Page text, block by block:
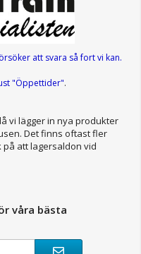
att svara så fort vi kan.
"Öppettider".
vi lägger in nya produkter
Det finns oftast fler
på att lagersaldon vid
våra bästa